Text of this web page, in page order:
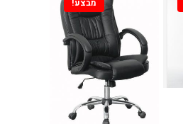
מבצע!